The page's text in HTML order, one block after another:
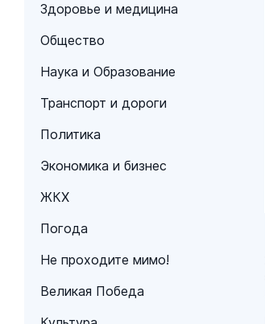
Здоровье и медицина
Общество
Наука и Образование
Транспорт и дороги
Политика
Экономика и бизнес
ЖКХ
Погода
Не проходите мимо!
Великая Победа